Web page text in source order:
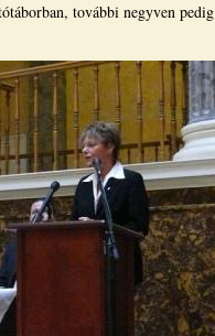
további negyven pedig